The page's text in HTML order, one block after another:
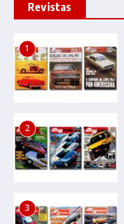
Revistas
1
2
3